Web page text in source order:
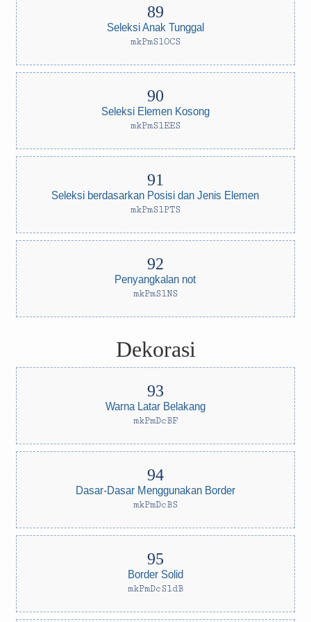
Seleksi Anak Tunggal
mkPmSlOCS
Seleksi Elemen Kosong
mkPmSlEES
Seleksi berdasarkan Posisi dan Jenis Elemen
mkPmSlPTS
Penyangkalan not
mkPmSlNS
Dekorasi
Warna Latar Belakang
mkPmDcBF
Dasar-Dasar Menggunakan Border
mkPmDcBS
Border Solid
mkPmDcSldB